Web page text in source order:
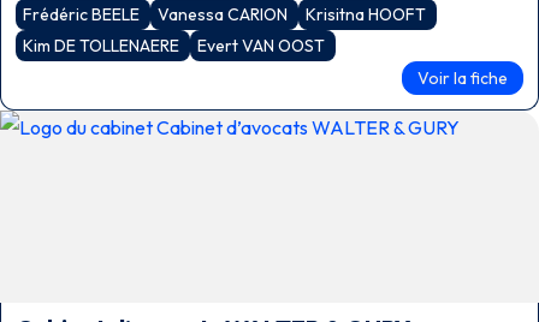
Frédéric BEELE Vanessa CARION
Krisitna HOOFT
Kim DE TOLLENAERE
Evert VAN OOST
Voir la fiche